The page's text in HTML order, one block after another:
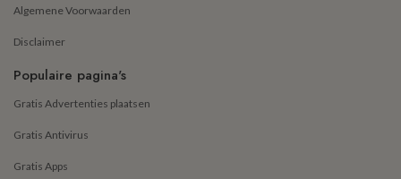
Algemene Voorwaarden
Disclaimer
Populaire pagina's
Gratis Advertenties plaatsen
Gratis Antivirus
Gratis Apps